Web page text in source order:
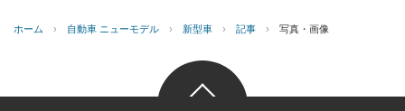
ホーム › 自動車 ニューモデル › 新型車 › 記事 › 写真・画像